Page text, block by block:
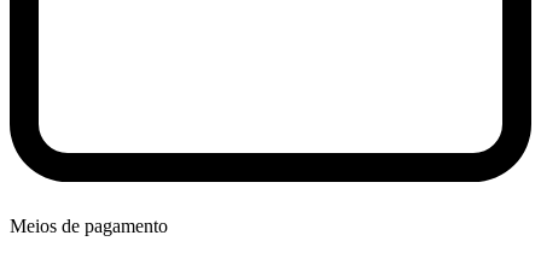
Meios de pagamento